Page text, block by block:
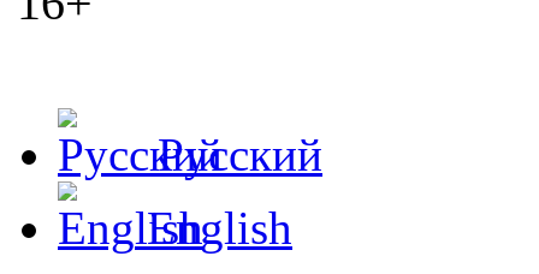
Русский
English